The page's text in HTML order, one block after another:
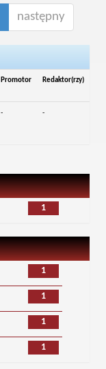
następny
Promotor Redaktor(rzy)
- -
1
1
1
1
1